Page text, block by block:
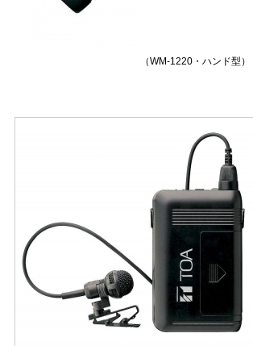
（WM-1220・ハンド型）